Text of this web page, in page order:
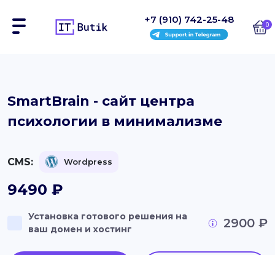
Интернет-магазины
Блог
+7 (910) 742-25-48 0
SmartBrain - сайт центра
психологии в минимализме
CMS: Wordpress
9490 ₽
Установка готового решения на
ваш домен и хостинг
2900 ₽